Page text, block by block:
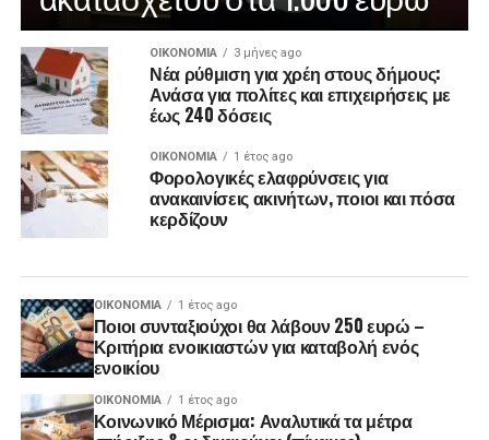
ΟΙΚΟΝΟΜΊΑ 3 μήνες ago
Νέα ρύθμιση για χρέη στους δήμους:
Ανάσα για πολίτες και επιχειρήσεις με
έως 240 δόσεις
ΟΙΚΟΝΟΜΊΑ 1 έτος ago
Φορολογικές ελαφρύνσεις για
ανακαινίσεις ακινήτων, ποιοι και πόσα
κερδίζουν
ΟΙΚΟΝΟΜΊΑ 1 έτος ago
Ποιοι συνταξιούχοι θα λάβουν 250 ευρώ –
Κριτήρια ενοικιαστών για καταβολή ενός
ενοικίου
ΟΙΚΟΝΟΜΊΑ 1 έτος ago
Κοινωνικό Μέρισμα: Αναλυτικά τα μέτρα